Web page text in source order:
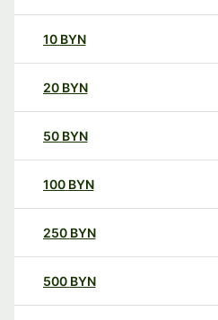
10 BYN
20 BYN
50 BYN
100 BYN
250 BYN
500 BYN